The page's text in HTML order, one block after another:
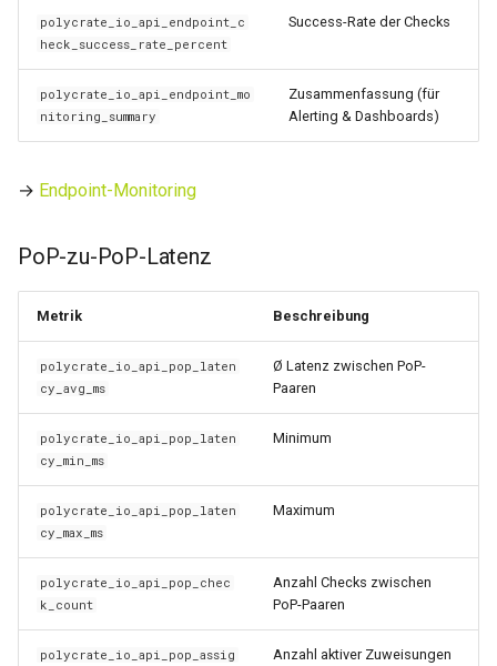
polycrate_io_api_endpoint_c
heck_success_rate_percent
Success-Rate der Checks
polycrate_io_api_endpoint_mo
nitoring_summary
Zusammenfassung (für
Alerting & Dashboards)
→ Endpoint-Monitoring
PoP-zu-PoP-Latenz
Metrik Beschreibung
polycrate_io_api_pop_laten
cy_avg_ms
Ø Latenz zwischen PoP-
Paaren
polycrate_io_api_pop_laten
cy_min_ms
Minimum
polycrate_io_api_pop_laten
cy_max_ms
Maximum
polycrate_io_api_pop_chec
k_count
Anzahl Checks zwischen
PoP-Paaren
polycrate_io_api_pop_assig
Anzahl aktiver Zuweisungen